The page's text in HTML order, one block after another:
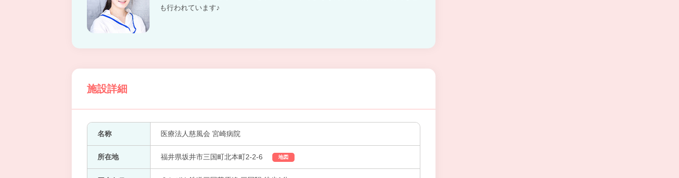
も行われています♪
施設詳細
名称 医療法人慈風会 宮崎病院
所在地 福井県坂井市三国町北本町2-2-6 地図